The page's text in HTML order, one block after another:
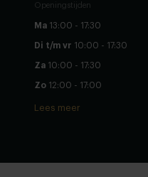
Openingstijden
Ma 13:00 - 17:30
Di t/m vr 10:00 - 17:30
Za 10:00 - 17:30
Zo 12:00 - 17:00
Lees meer